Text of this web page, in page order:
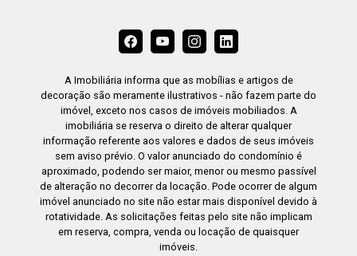
A Imobiliária informa que as mobílias e artigos de
decoração são meramente ilustrativos - não fazem parte do
imóvel, exceto nos casos de imóveis mobiliados. A
imobiliária se reserva o direito de alterar qualquer
informação referente aos valores e dados de seus imóveis
sem aviso prévio. O valor anunciado do condomínio é
aproximado, podendo ser maior, menor ou mesmo passível
de alteração no decorrer da locação. Pode ocorrer de algum
imóvel anunciado no site não estar mais disponível devido à
rotatividade. As solicitações feitas pelo site não implicam
em reserva, compra, venda ou locação de quaisquer
imóveis.